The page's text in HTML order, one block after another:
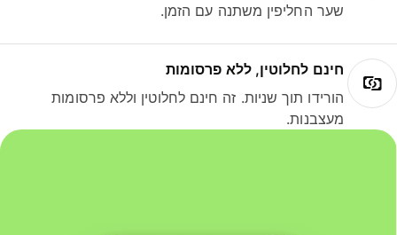
שער החליפין משתנה עם הזמן.
חינם לחלוטין, ללא פרסומות
הורידו תוך שניות. זה חינם לחלוטין וללא פרסומות
מעצבנות.